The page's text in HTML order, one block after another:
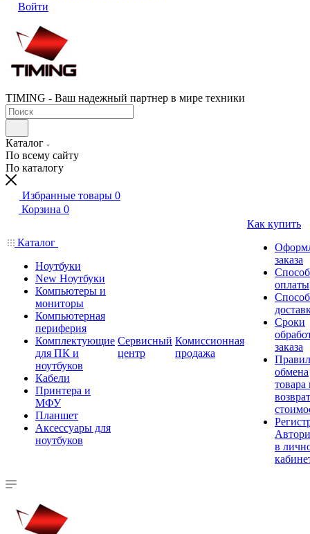
Войти
TIMING - Ваш надежный партнер в мире техники
Каталог
По всему сайту
По каталогу
Избранные товары 0
Корзина 0
Каталог
Ноутбуки
New Ноутбуки
Компьютеры и
мониторы
Компьютерная
периферия
Комплектующие
для ПК и
ноутбуков
Кабели
Принтера и
МФУ
Планшет
Аксессуары для
ноутбуков
Сервисный
центр
Комиссионная
продажа
Как купить
заказа
оплаты
Сроки
заказа
обмена
товара
в